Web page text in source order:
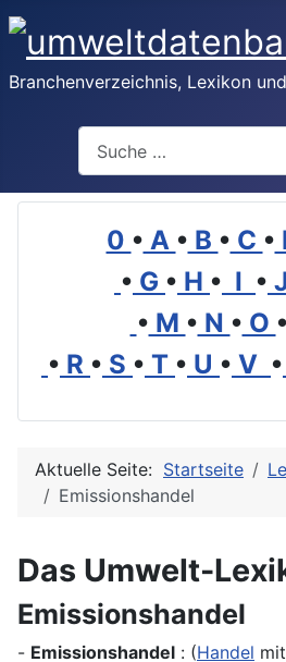
Branchenverzeichnis, Lexikon
0 • A • B • C •
• G • H • I •
• M • N • O •
• R • S • T • U • V •
Aktuelle Seite: Startseite
Emissionshandel
Das Umwelt-
Emissionshandel
- Emissionshandel : (Handel mit